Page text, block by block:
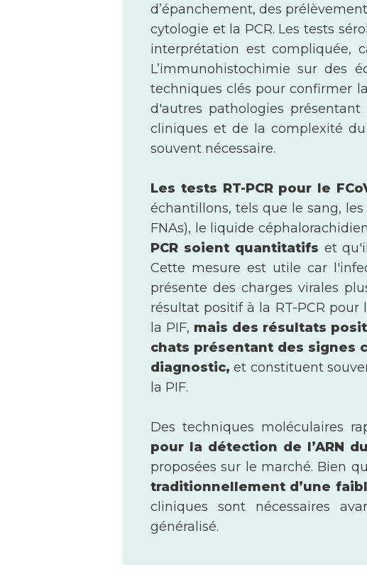
d’épanchement, des
cytologie et la PCR. Les tests
interprétation est compliquée,
L’immunohistochimie sur des
techniques clés pour confirmer
d'autres pathologies
cliniques et de la complexité
souvent nécessaire.
Les tests RT-PCR pour le
échantillons, tels que le sang,
FNAs), le liquide
PCR soient quantitatifs et
Cette mesure est utile car
présente des charges virales
résultat positif à la RT-PCR
la PIF, mais des résultats
chats présentant des signes
diagnostic, et constituent
la PIF.
Des techniques moléculaires
pour la détection de l’ARN
proposées sur le marché. Bien
traditionnellement d’une
cliniques sont nécessaires
généralisé.